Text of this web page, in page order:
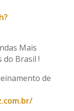
Mais
do Brasil !
de